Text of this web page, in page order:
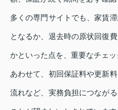
多くの専門サイトでも、家賃
となるか、退去時の原状回復
かといった点を、重要なチェッ
あわせて、初回保証料や更新
流れなど、実務負担につなが